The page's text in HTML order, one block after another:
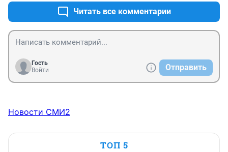
со своих карманов,по заработной плате РБ. Ничего,у
ГИБДД-чников деньги полный карман всем хватит,
понимаешь.
Читать все комментарии
Гость
Войти
Отправить
Новости СМИ2
ТОП 5